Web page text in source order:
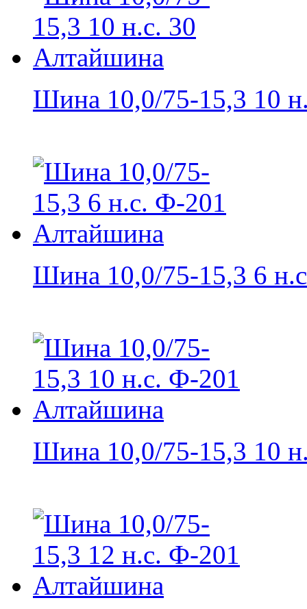
Шина 10,0/75-15,3 10
Шина 10,0/75-15,3 6
Шина 10,0/75-15,3 10